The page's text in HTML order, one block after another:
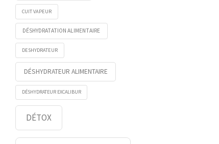
CUIT VAPEUR
DÉSHYDRATATION ALIMENTAIRE
DESHYDRATEUR
DÉSHYDRATEUR ALIMENTAIRE
DÉSHYDRATEUR EXCALIBUR
DÉTOX